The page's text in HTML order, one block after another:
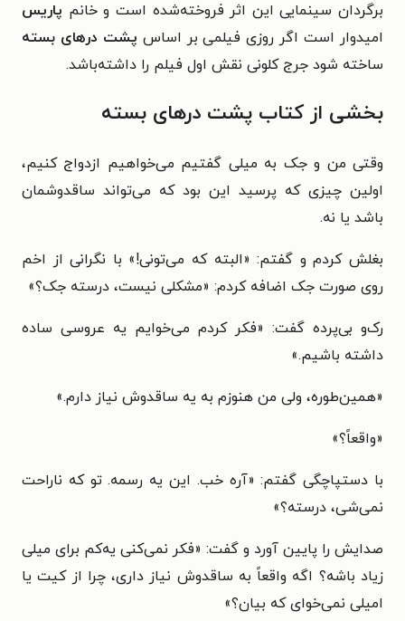
برگردان سینمایی این اثر فروخته‌شده است و خانم پاریس
امیدوار است اگر روزی فیلمی بر اساس پشت درهای بسته
ساخته شود جرج کلونی نقش اول فیلم را داشته‌باشد.
بخشی از کتاب پشت درهای بسته
وقتی من و جک به میلی گفتیم می‌خواهیم ازدواج کنیم،
اولین چیزی که پرسید این بود که می‌تواند ساقدوشمان
باشد یا نه.
بغلش کردم و گفتم: «البته که می‌تونی!» با نگرانی از اخم
روی صورت جک اضافه کردم: «مشکلی نیست، درسته جک؟»
رک‌و بی‌پرده گفت: «فکر کردم می‌خوایم یه عروسی ساده
داشته باشیم.»
«همین‌طوره، ولی من هنوزم به یه ساقدوش نیاز دارم.»
«واقعاً؟»
با دستپاچگی گفتم: «آره خب. این یه رسمه. تو که ناراحت
نمی‌شی، درسته؟»
صدایش را پایین آورد و گفت: «فکر نمی‌کنی یه‌کم برای میلی
زیاد باشه؟ اگه واقعاً به ساقدوش نیاز داری، چرا از کیت یا
امیلی نمی‌خوای که بیان؟»